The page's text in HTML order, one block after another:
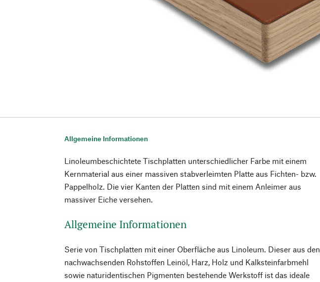
Allgemeine Informationen
Linoleumbeschichtete Tischplatten unterschiedlicher Farbe mit einem
Kernmaterial aus einer massiven stabverleimten Platte aus Fichten- bzw.
Pappelholz. Die vier Kanten der Platten sind mit einem Anleimer aus
massiver Eiche versehen.
Allgemeine Informationen
Serie von Tischplatten mit einer Oberfläche aus Linoleum. Dieser aus den
nachwachsenden Rohstoffen Leinöl, Harz, Holz und Kalksteinfarbmehl
sowie naturidentischen Pigmenten bestehende Werkstoff ist das ideale